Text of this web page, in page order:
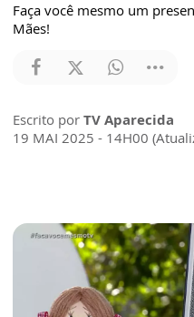
Faça você mesmo um
Mães!
Escrito por TV Aparecida
19 MAI 2025 - 14H00